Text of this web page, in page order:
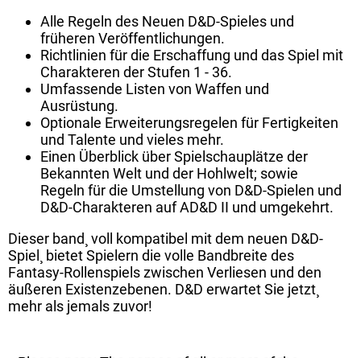
Alle Regeln des Neuen D&D-Spieles und
früheren Veröffentlichungen.
Richtlinien für die Erschaffung und das Spiel mit
Charakteren der Stufen 1 - 36.
Umfassende Listen von Waffen und
Ausrüstung.
Optionale Erweiterungsregelen für Fertigkeiten
und Talente und vieles mehr.
Einen Überblick über Spielschauplätze der
Bekannten Welt und der Hohlwelt; sowie
Regeln für die Umstellung von D&D-Spielen und
D&D-Charakteren auf AD&D II und umgekehrt.
Dieser band¸ voll kompatibel mit dem neuen D&D-
Spiel¸ bietet Spielern die volle Bandbreite des
Fantasy-Rollenspiels zwischen Verliesen und den
äußeren Existenzebenen. D&D erwartet Sie jetzt¸
mehr als jemals zuvor!